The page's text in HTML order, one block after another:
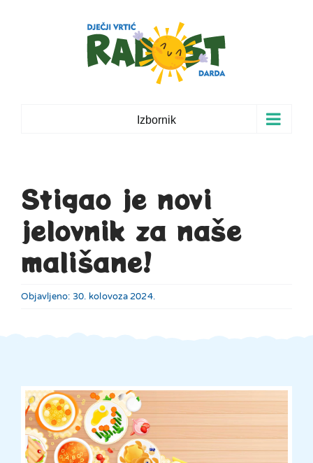
Izbornik
Stigao je novi
jelovnik za naše
mališane!
Objavljeno: 30. kolovoza 2024.